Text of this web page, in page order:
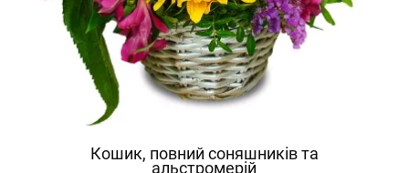
Кошик, повний соняшників та
альстромерій